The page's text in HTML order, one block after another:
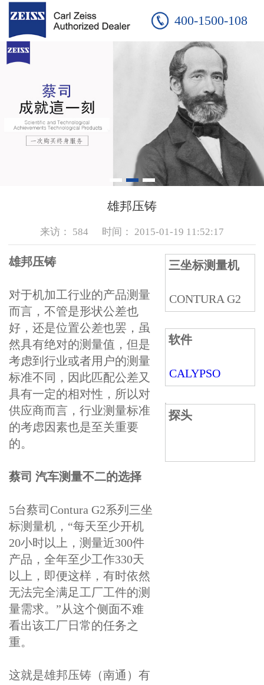
400-1500-108
雄邦压铸
来访： 584 时间： 2015-01-19 11:52:17
雄邦压铸
对于机加工行业的产品测量
而言，不管是形状公差也
好，还是位置公差也罢，虽
然具有绝对的测量值，但是
考虑到行业或者用户的测量
标准不同，因此匹配公差又
具有一定的相对性，所以对
供应商而言，行业测量标准
的考虑因素也是至关重要
的。
蔡司 汽车测量不二的选择
5台蔡司Contura G2系列三坐
标测量机，“每天至少开机
20小时以上，测量近300件
产品，全年至少工作330天
以上，即便这样，有时依然
无法完全满足工厂工件的测
量需求。”从这个侧面不难
看出该工厂日常的任务之
重。
这就是雄邦压铸（南通）有
三坐标测量机
CONTURA G2
软件
CALYPSO
探头